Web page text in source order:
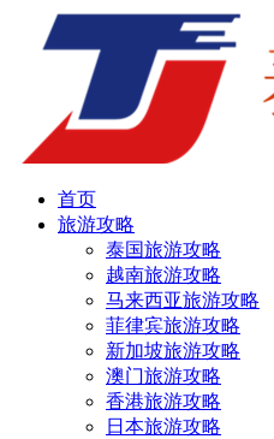
首页
旅游攻略
泰国旅游攻略
越南旅游攻略
马来西亚旅游攻略
菲律宾旅游攻略
新加坡旅游攻略
澳门旅游攻略
香港旅游攻略
日本旅游攻略